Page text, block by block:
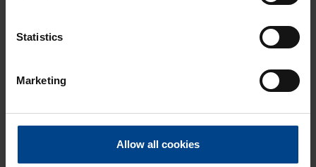
Statistics
Marketing
Allow all cookies
ASENNUSTARVIKKEET
Uuden sukupolven
korvaa domovea